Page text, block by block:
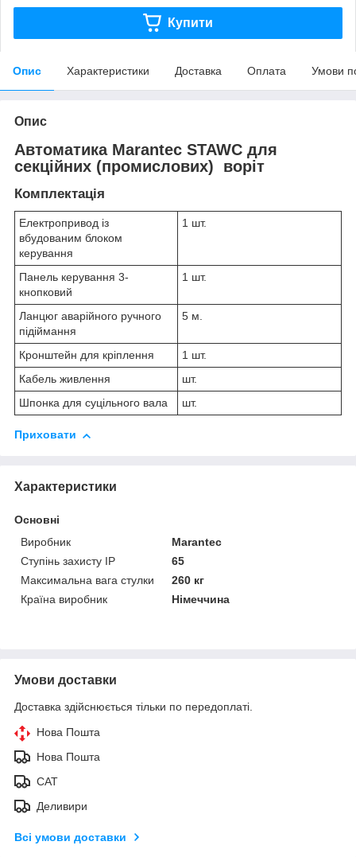
Купити
Опис Характеристики Доставка Оплата Умови
Опис
Автоматика Marantec STAWC для
секційних (промислових) воріт
Комплектація
Електропривод із
вбудованим блоком
керування
1 шт.
Панель керування 3-
кнопковий
1 шт.
Ланцюг аварійного ручного
підіймання
5 м.
Кронштейн для кріплення
1 шт.
Кабель живлення
шт.
Шпонка для суцільного вала
шт.
Приховати
Характеристики
Основні
Виробник
Marantec
Ступінь захисту IP
65
Максимальна вага стулки
260 кг
Країна виробник
Німеччина
Умови доставки
Доставка здійснюється тільки по передоплаті.
Нова Пошта
Нова Пошта
САТ
Деливири
Всі умови доставки